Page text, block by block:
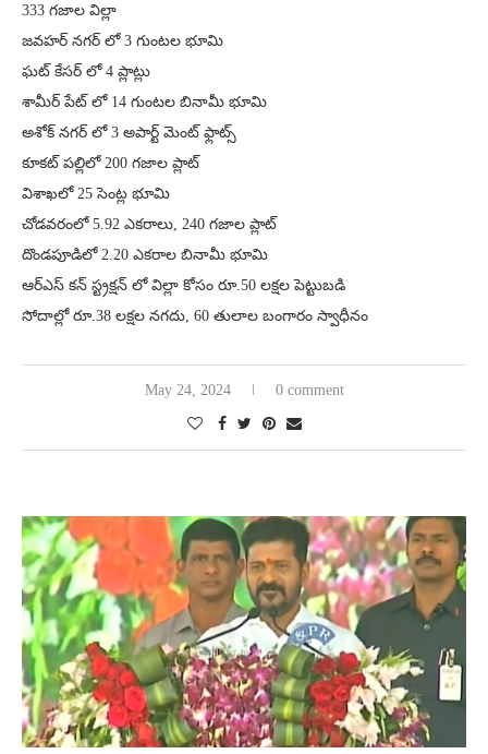
333 గజాల విల్లా
జవహర్ నగర్ లో 3 గుంటల భూమి
ఘట్ కేసర్ లో 4 ప్లాట్లు
శామీర్ పేట్ లో 14 గుంటల బినామీ భూమి
అశోక్ నగర్ లో 3 అపార్ట్ మెంట్ ఫ్లాట్స్
కూకట్ పల్లిలో 200 గజాల ప్లాట్
విశాఖలో 25 సెంట్ల భూమి
చోడవరంలో 5.92 ఎకరాలు, 240 గజాల ప్లాట్
దొండపూడిలో 2.20 ఎకరాల బినామీ భూమి
ఆర్ఎస్ కన్ స్ట్రక్షన్ లో విల్లా కోసం రూ.50 లక్షల పెట్టుబడి
సోదాల్లో రూ.38 లక్షల నగదు, 60 తులాల బంగారం స్వాధీనం
May 24, 2024 0 comment